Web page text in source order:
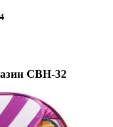
CBH-32